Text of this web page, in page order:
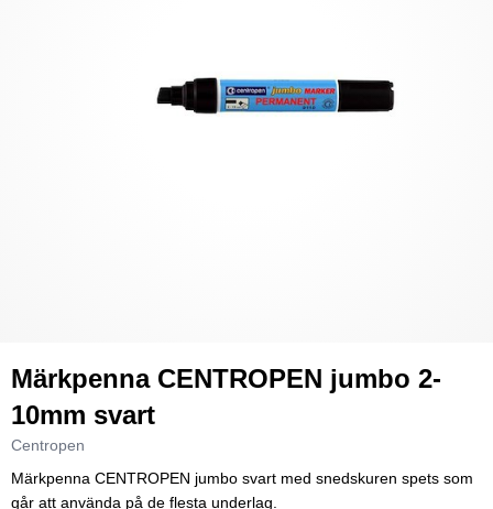
Märkpenna CENTROPEN jumbo 2-
10mm svart
Centropen
Märkpenna CENTROPEN jumbo svart med snedskuren spets som
går att använda på de flesta underlag.